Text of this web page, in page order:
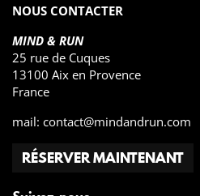
NOUS CONTACTER
MIND & RUN
25 rue de Cuques
13100 Aix en Provence
France
mail: contact@mindandrun.com
RÉSERVER MAINTENANT